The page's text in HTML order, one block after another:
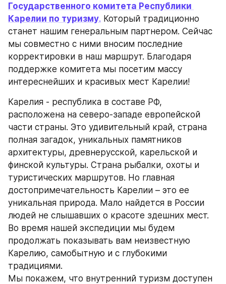
Государственного комитета Республики
Карелии по туризму. Который традиционно
станет нашим генеральным партнером. Сейчас
мы совместно с ними вносим последние
корректировки в наш маршрут. Благодаря
поддержке комитета мы посетим массу
интереснейших и красивых мест Карелии!
Карелия - республика в составе РФ,
расположена на северо-западе европейской
части страны. Это удивительный край, страна
полная загадок, уникальных памятников
архитектуры, древнерусской, карельской и
финской культуры. Страна рыбалки, охоты и
туристических маршрутов. Но главная
достопримечательность Карелии – это ее
уникальная природа. Мало найдется в России
людей не слышавших о красоте здешних мест.
Во время нашей экспедиции мы будем
продолжать показывать вам неизвестную
Карелию, самобытную и с глубокими
традициями.
Мы покажем, что внутренний туризм доступен